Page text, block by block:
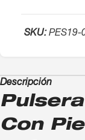
SKU:PES19-
Descripción
Con